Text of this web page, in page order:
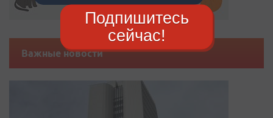
Важные новости
Подпишитесь
сейчас!